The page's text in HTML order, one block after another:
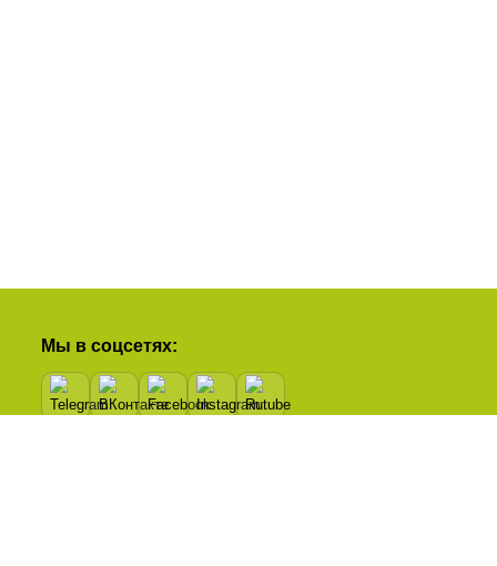
Мы в соцсетях: